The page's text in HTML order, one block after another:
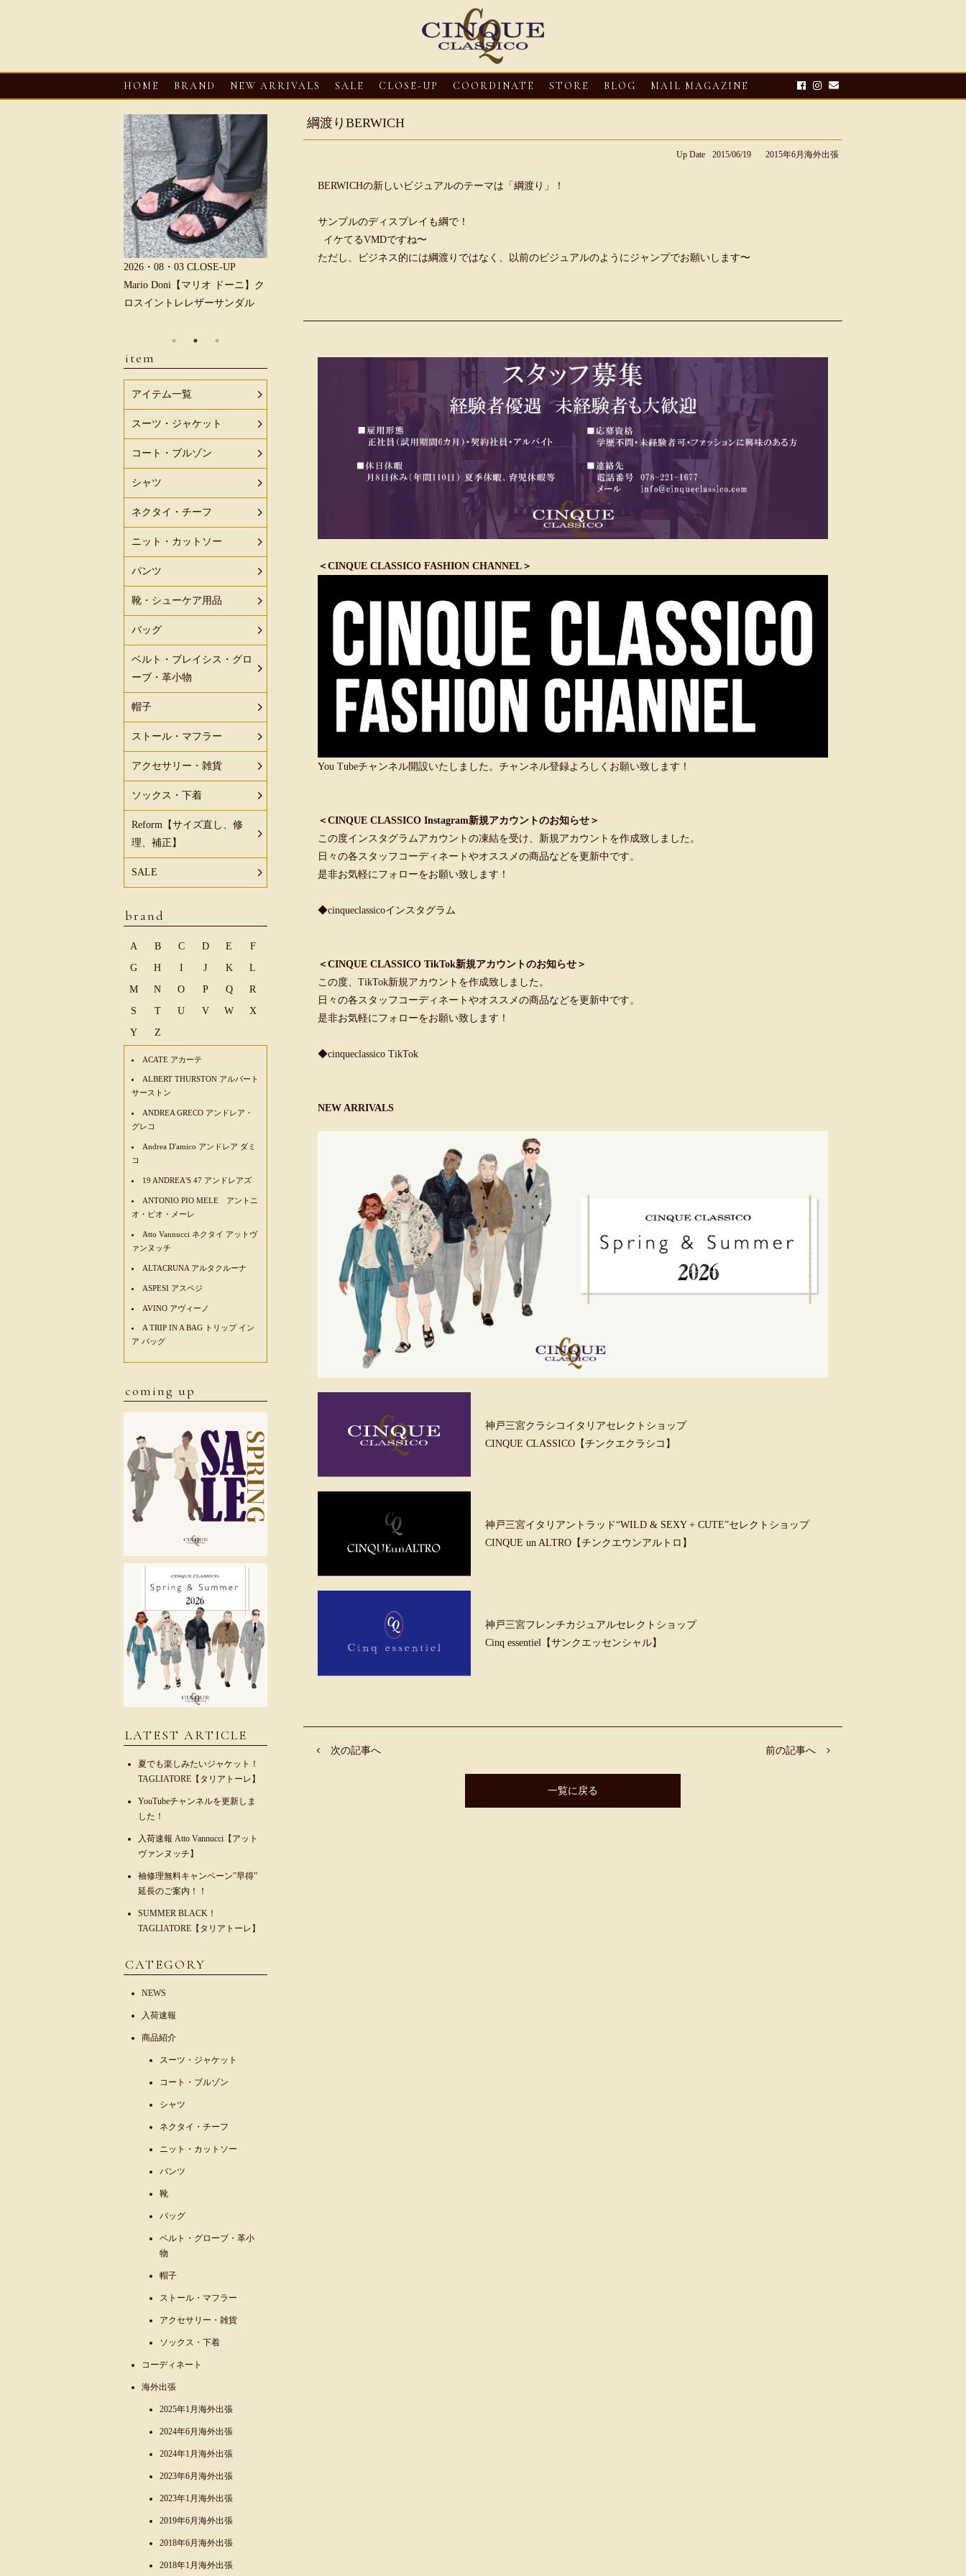
HOME BRAND NEW ARRIVALS SALE CLOSE-UP COORDINATE STORE BLOG MAIL MAGAZINE
綱渡りBERWICH
Up Date 2015/06/19 2015年6月海外出張
BERWICHの新しいビジュアルのテーマは「綱渡り」！
サンプルのディスプレイも綱で！
イケてるVMDですね〜
ただし、ビジネス的には綱渡りではなく、以前のビジュアルのようにジャンプでお願いします〜
＜CINQUE CLASSICO FASHION CHANNEL＞
You Tubeチャンネル開設いたしました。チャンネル登録よろしくお願い致します！
＜CINQUE CLASSICO Instagram新規アカウントのお知らせ＞
この度インスタグラムアカウントの凍結を受け、新規アカウントを作成致しました。
日々の各スタッフコーディネートやオススメの商品などを更新中です。
是非お気軽にフォローをお願い致します！
◆cinqueclassicoインスタグラム
＜CINQUE CLASSICO TikTok新規アカウントのお知らせ＞
この度、TikTok新規アカウントを作成致しました。
日々の各スタッフコーディネートやオススメの商品などを更新中です。
是非お気軽にフォローをお願い致します！
◆cinqueclassico TikTok
NEW ARRIVALS
神戸三宮クラシコイタリアセレクトショップ
CINQUE CLASSICO【チンクエクラシコ】
神戸三宮イタリアントラッド“WILD & SEXY + CUTE”セレクトショップ
CINQUE un ALTRO【チンクエウンアルトロ】
神戸三宮フレンチカジュアルセレクトショップ
Cinq essentiel【サンクエッセンシャル】
前の記事へ
次の記事へ
一覧に戻る
2026・08・03 CLOSE-UP
Mario Doni【マリオ ドーニ】ク
ロスイントレレザーサンダル
CLOSE-UP
2026・08・03 2026・08・03
ダル
item
アイテム一覧
スーツ・ジャケット
コート・ブルゾン
シャツ
ネクタイ・チーフ
ニット・カットソー
パンツ
靴・シューケア用品
バッグ
ベルト・ブレイシス・グロ
ーブ・革小物
帽子
ストール・マフラー
アクセサリー・雑貨
ソックス・下着
Reform【サイズ直し、修
理、補正】
SALE
brand
A B C D E
F
G
H I J K
L
M
N O P Q
R
S
T U V W
X
Y
Z
ACATE アカーテ
ALBERT THURSTON アルバート
サーストン
ANDREA GRECO アンドレア・
グレコ
Andrea D'amico アンドレア ダミ
コ
19 ANDREA'S 47 アンドレアズ
ANTONIO PIO MELE アントニ
オ・ピオ・メーレ
Atto Vannucci ネクタイ アットヴ
ァンヌッチ
ALTACRUNA アルタクルーナ
ASPESI アスペジ
AVINO アヴィーノ
A TRIP IN A BAG トリップ イン
ア バッグ
coming up
LATEST ARTICLE
夏でも楽しみたいジャケット！
TAGLIATORE【タリアトーレ】
YouTubeチャンネルを更新しま
した！
入荷速報 Atto Vannucci【アット
ヴァンヌッチ】
袖修理無料キャンペーン”早得”
延長のご案内！！
SUMMER BLACK！
TAGLIATORE【タリアトーレ】
CATEGORY
NEWS
入荷速報
商品紹介
スーツ・ジャケット
コート・ブルゾン
シャツ
ネクタイ・チーフ
ニット・カットソー
パンツ
靴
バッグ
ベルト・グローブ・革小
物
帽子
ストール・マフラー
アクセサリー・雑貨
ソックス・下着
コーディネート
海外出張
2025年1月海外出張
2024年6月海外出張
2024年1月海外出張
2023年6月海外出張
2023年1月海外出張
2019年6月海外出張
2018年6月海外出張
2018年1月海外出張